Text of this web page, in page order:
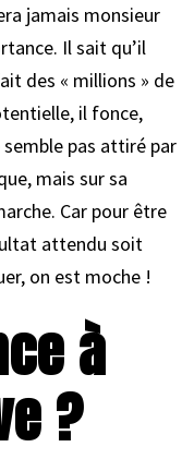
jamais monsieur
Il sait qu’il
des « millions » de
il fonce,
semble pas attiré par
mais sur sa
Car pour être
attendu soit
on est moche !
à
?